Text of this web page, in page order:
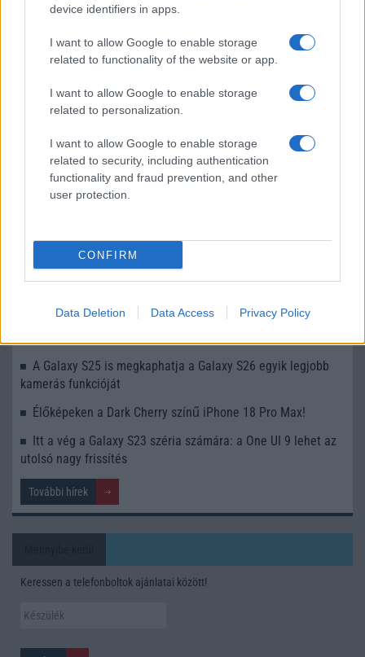
device identifiers in apps.
I want to allow Google to enable storage
related to functionality of the website or app.
I want to allow Google to enable storage
related to personalization.
I want to allow Google to enable storage
related to security, including authentication
functionality and fraud prevention, and other
user protection.
CONFIRM
Data Deletion Data Access Privacy Policy
kijelzővel és új funkciókkal érkezhet
További hírek
LEGOLVASOTTABBAK
Számos népszerű Samsung Galaxy készülék kimarad a One
UI 9 frissítésből – itt a lista az érintett modellekről
iPhone 18 bemutató dátum - ekkor rántja le a leplet az
Az Android rejtett automatizmusai: hat funkció, amely
észrevétlenül könnyíti meg a mindennapokat
mobilhasználatot – sokan mégsem tudnak róla
A Galaxy S25 is megkaphatja a Galaxy S26 egyik legjobb
kamerás funkcióját
Élőképeken a Dark Cherry színű iPhone 18 Pro Max!
Itt a vég a Galaxy S23 széria számára: a One UI 9 lehet az
utolsó nagy frissítés
További hírek
Keressen a telefonboltok ajánlatai között!